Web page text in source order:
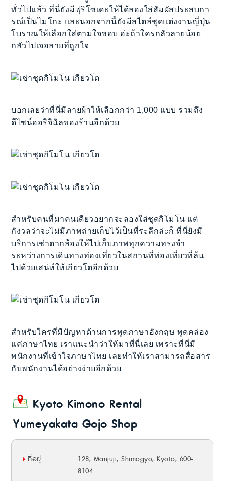
ทั่วไปแล้ว ที่นี่ยังมีฟุริโซเดะให้ได้ลองใส่สัมผัสประสบกา
รณ์เป็นไมโกะ และนอกจากนี้ยังมีสไตล์ชุดแต่งงานญี่ปุ่น
โบราณให้เลือกใส่ตามใจชอบ อ่ะถ้าใครกลัวลายน้อย
กลัวไปเจอลายที่ถูกใจ
บอกเลยว่าที่นี่มีลายผ้าให้เลือกกว่า 1,000 แบบ รวมถึง
ดีไซน์ออริจินัลของร้านอีกด้วย
สำหรับคนที่มาคนเดียวอยากจะลองใส่ชุดกิโมโน แต่
กังวลว่าจะไม่มีภาพถ่ายเก็บไว้เป็นที่ระลึกล่ะก็ ที่นี่ยังมี
บริการเช่าตากล้องให้ไปเก็บภาพทุกความทรงจำ
ระหว่างการเดินทางท่องเที่ยวในสถานที่ท่องเที่ยวที่ล้น
ไปด้วยเสน่ห์ให้เกียวโตอีกด้วย
สำหรับใครที่มีปัญหาด้านการพูดภาษาอังกฤษ พูดคล่อง
แค่ภาษาไทย เราแนะนำว่าให้มาที่นี่เลย เพราะที่นี่มี
พนักงานที่เข้าใจภาษาไทย เลยทำให้เราสามารถสื่อสาร
กับพนักงานได้อย่างง่ายอีกด้วย
Kyoto Kimono Rental
Yumeyakata Gojo Shop
ที่อยู่
128, Manjuji, Shimogyo, Kyoto, 600-
8104